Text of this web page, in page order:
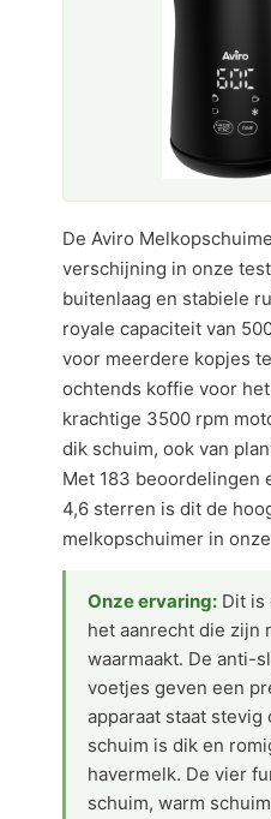
De Aviro
verschijning in onze
buitenlaag en stabiele
royale capaciteit van
voor meerdere kopjes
ochtends koffie voor
krachtige 3500 rpm
dik schuim, ook van
Met 183 beoordelingen
4,6 sterren is dit de
melkopschuimer in
Onze ervaring: Dit is
het aanrecht die zijn
waarmaakt. De anti-
voetjes geven een
apparaat staat stevig
schuim is dik en
havermelk. De vier
schuim, warm